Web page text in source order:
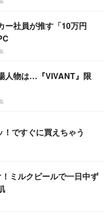
ー社員が推す「10万円
人物は…『VIVANT』限
！ですぐに買えちゃう
ミルクピールで一日中ず